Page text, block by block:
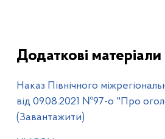
Додаткові матеріали
Наказ Північного
від 09.08.2021 №97-о "Про
(Завантажити)